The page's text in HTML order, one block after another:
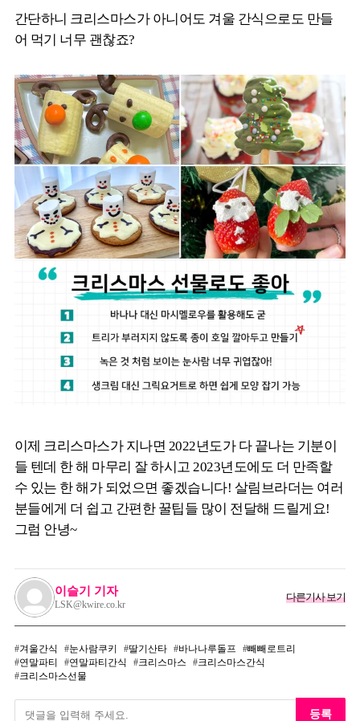
간단하니 크리스마스가 아니어도 겨울 간식으로도 만들
어 먹기 너무 괜찮죠?
이제 크리스마스가 지나면 2022년도가 다 끝나는 기분이
들 텐데 한 해 마무리 잘 하시고 2023년도에도 더 만족할
수 있는 한 해가 되었으면 좋겠습니다! 살림브라더는 여러
분들에게 더 쉽고 간편한 꿀팁들 많이 전달해 드릴게요!
그럼 안녕~
이슬기 기자
LSK@kwire.co.kr
다른기사 보기
겨울간식 눈사람쿠키 딸기산타 바나나루돌프
빼빼로트리
연말파티
연말파티간식 크리스마스
크리스마스간식
크리스마스선물
등록